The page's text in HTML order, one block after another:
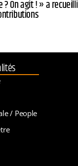
? On agit ! » a
/ People